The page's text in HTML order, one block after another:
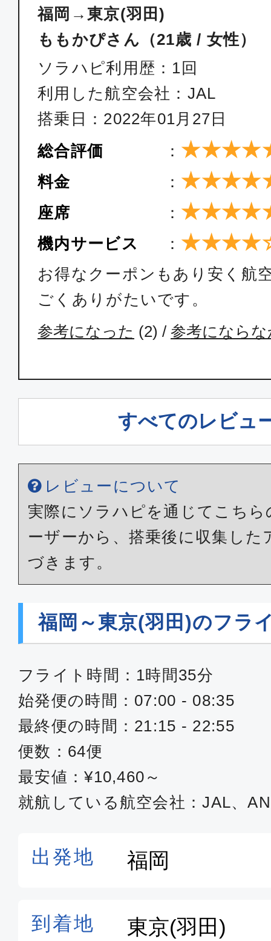
ANA254
エコノミー
福岡
12:55
エコノミー
14:10
東京(
ANA258
エコノミー
福岡
15:15
東京(
16:15
ANA262
福岡
17:05
ANA264
福岡
17:40
東京(
ANA268
エコノミー
福岡
19:10
エコノミー
福岡
19:55
SKY002
普通席
07:00
福岡→東京(羽田)
ももかぴさん（21歳 / 女性）
ソラハピ利用歴：1回
利用した航空会社：JAL
搭乗日：2022年01月27日
総合評価
：
料金 ：
座席 ：
機内サービス ：
お得なクーポンもあり安く航
ごくありがたいです。
参考になった (2) / 参考になら
すべてのレビュ
レビューについて
実際にソラハピを通じてこち
ーザーから、搭乗後に収集した
づきます。
福岡～東京(羽田)のフラ
フライト時間：1時間35分
始発便の時間：07:00 - 08:35
最終便の時間：21:15 - 22:55
便数：64便
最安値：¥10,460～
就航している航空会社：JAL、